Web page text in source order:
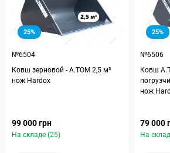
25%
№6504
Ковш зерновой - A.TOM 2,5 м³
нож Hardox
99 000 грн
На складе (25)
25%
№6506
Ковш
нож
79 000
На